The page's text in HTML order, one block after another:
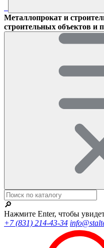
Металлопрокат и
строительных объектов и
🔎
Нажмите Enter, чтобы
+7 (831) 214-43-34